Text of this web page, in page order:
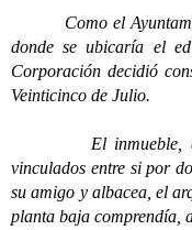
Como el
donde se ubicaría el
Corporación decidió
Veinticinco de Julio.
El inmueble,
vinculados entre si por
su amigo y albacea, el
planta baja comprendía,